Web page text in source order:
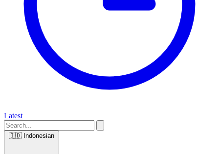
Latest
🇮🇩 Indonesian